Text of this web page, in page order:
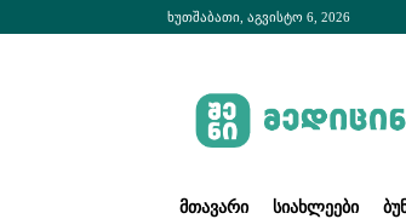
ხუთშაბათი, აგვისტო 6, 2026
ᲛᲗᲐᲕᲐᲠᲘ ᲡᲘᲐᲮᲚᲔᲔᲑᲘ